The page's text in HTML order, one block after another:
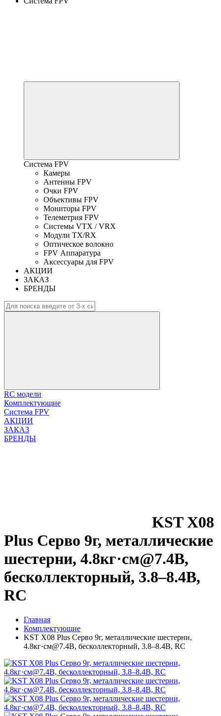
Система FPV
Камеры
Антенны FPV
Очки FPV
Объективы FPV
Мониторы FPV
Телеметрия FPV
Системы VTX / VRX
Модули TX/RX
Оптическое волокно
FPV Аппаратура
Аксессуары для FPV
АКЦИИ
ЗАКАЗ
БРЕНДЫ
RC модели
Комплектующие
Система FPV
АКЦИИ
ЗАКАЗ
БРЕНДЫ
KST X08
Plus Серво 9г, металлические
шестерни, 4.8кг·см@7.4В,
бесколлекторный, 3.8–8.4В,
RC
Главная
Комплектующие
KST X08 Plus Серво 9г, металлические шестерни,
4.8кг·см@7.4В, бесколлекторный, 3.8–8.4В, RC